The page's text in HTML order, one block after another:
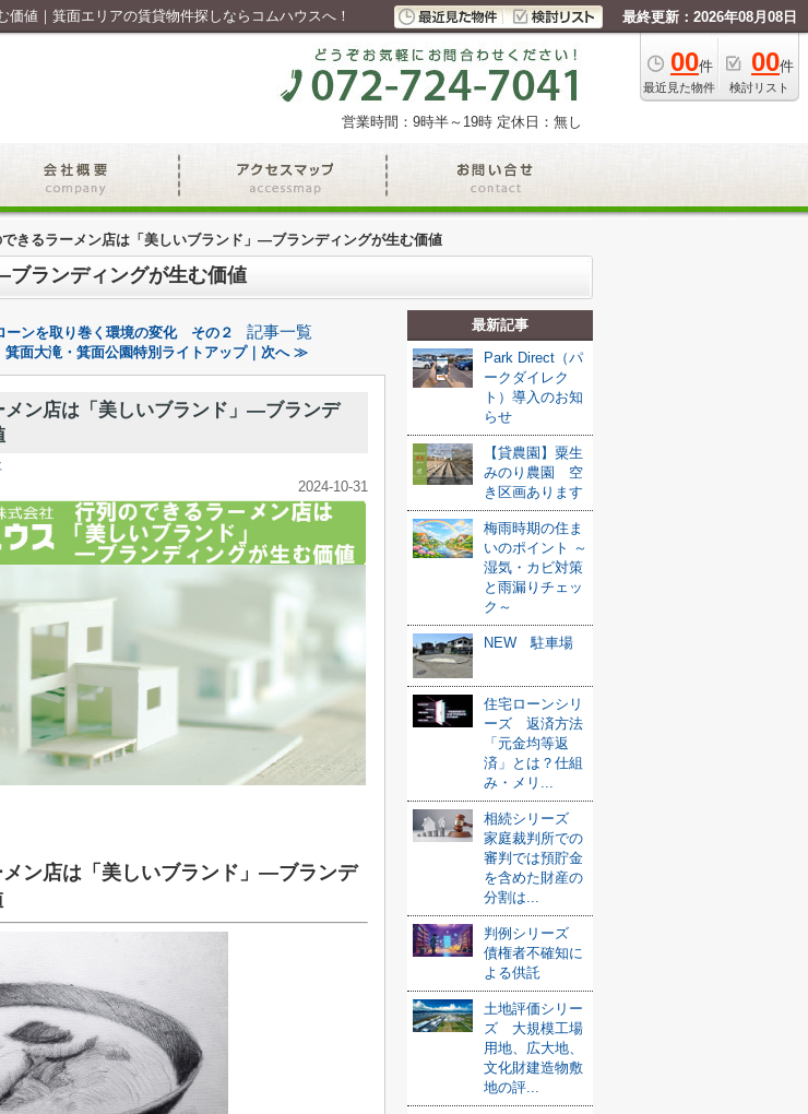
値｜箕面エリアの賃貸物件探しならコムハウスへ！ 最終更新：2026年08月08日
00件
最近見た物件
00件
検討リスト
営業時間：9時半～19時 定休日：無し
きるラーメン店は「美しいブランド」―ブランディングが生む価値
ランディングが生む価値
ンを取り巻く環境の変化 その２ 記事一覧
箕面大滝・箕面公園特別ライトアップ｜次へ ≫
メン店は「美しいブランド」―ブランデ
2024-10-31
ン店は「美しいブランド」―ブランデ
最新記事
Park Direct（パ
ークダイレク
ト）導入のお知
らせ
【貸農園】粟生
みのり農園 空
き区画あります
梅雨時期の住ま
いのポイント ～
湿気・カビ対策
と雨漏りチェッ
ク～
NEW 駐車場
住宅ローンシリ
ーズ 返済方法
「元金均等返
済」とは？仕組
み・メリ...
相続シリーズ
家庭裁判所での
審判では預貯金
を含めた財産の
分割は...
判例シリーズ
債権者不確知に
よる供託
土地評価シリー
ズ 大規模工場
用地、広大地、
文化財建造物敷
地の評...